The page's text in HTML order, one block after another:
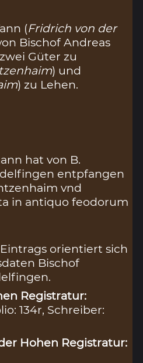
(Fridrich von der
Bischof Andreas
Güter zu
) und
) zu Lehen.
hat von B.
entpfangen
vnd
in antiquo feodorum
orientiert sich
Bischof
Registratur:
134r, Schreiber:
Hohen Registratur: